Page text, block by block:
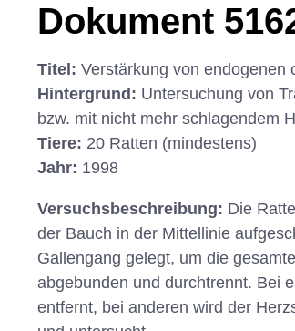
Dokument
Titel: Verstärkung von endogenen
Hintergrund: Untersuchung von
bzw. mit nicht mehr schlagendem
Tiere: 20 Ratten (mindestens)
Jahr: 1998
Versuchsbeschreibung: Die
der Bauch in der Mittellinie
Gallengang gelegt, um die
abgebunden und durchtrennt. Bei
entfernt, bei anderen wird der